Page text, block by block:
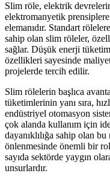
Slim röle, elektrik
elektromanyetik
elemanıdır. Standart
sahip olan slim röleler,
sağlar. Düşük enerji
özellikleri sayesinde
projelerde tercih edilir.
Slim rölelerin başlıca
tüketimlerinin yanı sıra,
endüstriyel otomasyon
çok alanda kullanım için
dayanıklılığa sahip olan
önlenmesinde önemli bir
sayıda sektörde yaygın
unsurlardır.